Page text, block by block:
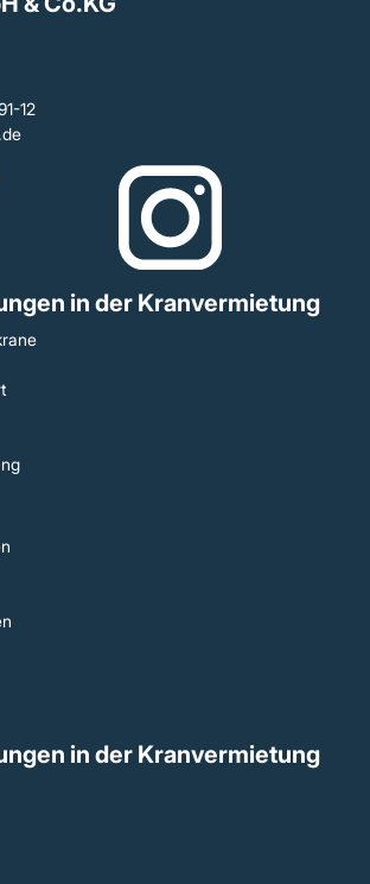
12
in der Kranvermietung
in der Kranvermietung